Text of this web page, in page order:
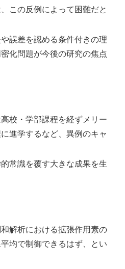
この反例によって困難だと
誤差を認める条件付きの理
化問題が今後の研究の焦点
校・学部課程を経ずメリー
進学するなど、異例のキャ
常識を覆す大きな成果を生
解析における拡張作用素の
均で制御できるはず、とい